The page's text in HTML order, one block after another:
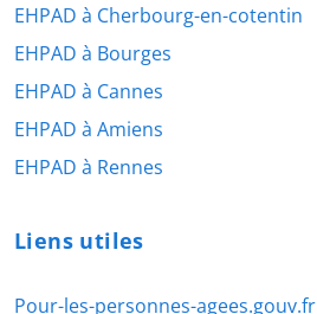
EHPAD à Cherbourg-en-cotentin
EHPAD à Bourges
EHPAD à Cannes
EHPAD à Amiens
EHPAD à Rennes
Liens utiles
Pour-les-personnes-agees.gouv.fr